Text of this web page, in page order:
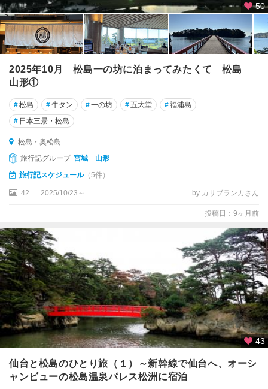
50
2025年10月 松島一の坊に泊まってみたくて 松島
山形①
#松島 #牛タン #一の坊 #五大堂 #福浦島
# 日本三景・松島
松島・奥松島
旅行記グループ 宮城 山形
旅行記スケジュール（5件）
42 2025/10/23～ by カサブランカさん
投稿日：9ヶ月前
43
仙台と松島のひとり旅（１）～新幹線で仙台へ、オーシ
ャンビューの松島温泉パレス松洲に宿泊